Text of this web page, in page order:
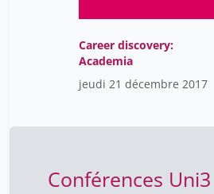
Career discovery:
Academia
jeudi 21 décembre 2017
Conférences